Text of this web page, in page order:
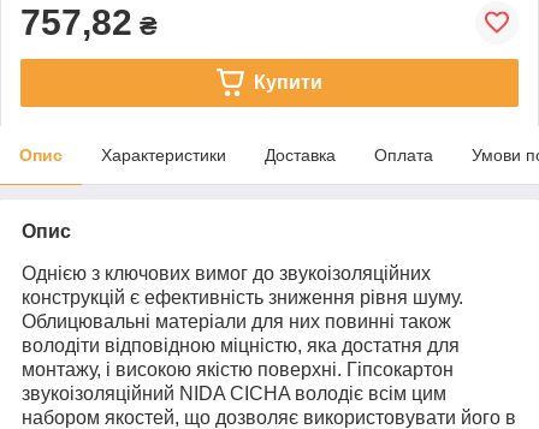
757,82 ₴
Купити
Опис Характеристики Доставка Оплата Умови
Опис
Однією з ключових вимог до звукоізоляційних
конструкцій є ефективність зниження рівня шуму.
Облицювальні матеріали для них повинні також
володіти відповідною міцністю, яка достатня для
монтажу, і високою якістю поверхні. Гіпсокартон
звукоізоляційний NIDA CICHA володіє всім цим
набором якостей, що дозволяє використовувати його в